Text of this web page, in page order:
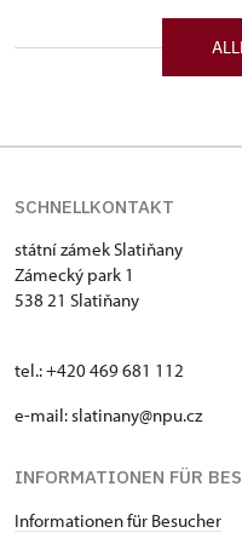
- Kontakt:
- Web:
- Kontakt:
- mit dem
- Kontakt:
- Web:
SCHNELLKONTAKT
státní zámek Slatiňany
Zámecký park 1
538 21 Slatiňany
tel.: +420 469 681 112
e-mail: slatinany@npu.cz
INFORMATIONEN FÜR
Informationen für Besucher